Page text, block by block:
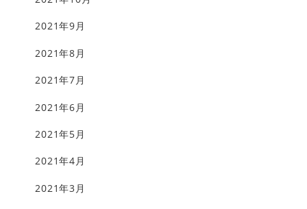
2021年9月
2021年8月
2021年7月
2021年6月
2021年5月
2021年4月
2021年3月